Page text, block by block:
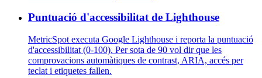
Puntuació d'accessibilitat de Lighthouse
MetricSpot executa Google Lighthouse i reporta la puntuació
d'accessibilitat (0-100). Per sota de 90 vol dir que les
comprovacions automàtiques de contrast, ARIA, accés per
teclat i etiquetes fallen.